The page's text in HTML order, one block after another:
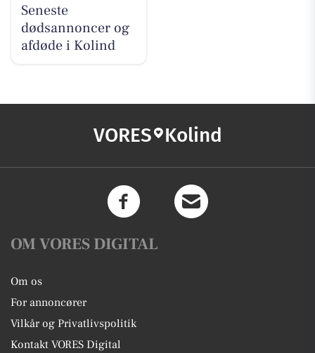
Seneste
dødsannoncer og
afdøde i Kolind
VORES Kolind
OM VORES DIGITAL
Om os
For annoncører
Vilkår og Privatlivspolitik
Kontakt VORES Digital